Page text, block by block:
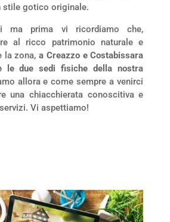
stile gotico originale.
ma prima vi ricordiamo che,
al ricco patrimonio naturale e
la zona,a Creazzo e Costabissara
le due sedi fisiche della nostra
allora e come sempre a venirci
una chiacchierata conoscitiva e
Vi aspettiamo!